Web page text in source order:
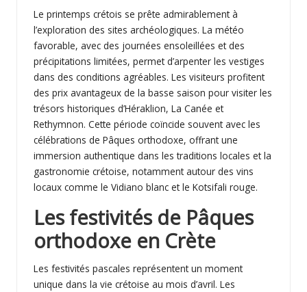
Le printemps crétois se prête admirablement à
l’exploration des sites archéologiques. La météo
favorable, avec des journées ensoleillées et des
précipitations limitées, permet d’arpenter les vestiges
dans des conditions agréables. Les visiteurs profitent
des prix avantageux de la basse saison pour visiter les
trésors historiques d’Héraklion, La Canée et
Rethymnon. Cette période coïncide souvent avec les
célébrations de Pâques orthodoxe, offrant une
immersion authentique dans les traditions locales et la
gastronomie crétoise, notamment autour des vins
locaux comme le Vidiano blanc et le Kotsifali rouge.
Les festivités de Pâques
orthodoxe en Crète
Les festivités pascales représentent un moment
unique dans la vie crétoise au mois d’avril. Les